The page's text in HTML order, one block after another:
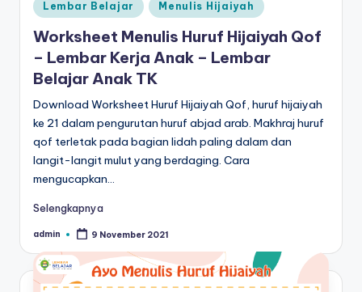
Posted
in
Lembar Belajar Menulis Hijaiyah
Worksheet Menulis Huruf Hijaiyah Qof
– Lembar Kerja Anak – Lembar
Belajar Anak TK
Download Worksheet Huruf Hijaiyah Qof, huruf hijaiyah
ke 21 dalam pengurutan huruf abjad arab. Makhraj huruf
qof terletak pada bagian lidah paling dalam dan
langit-langit mulut yang berdaging. Cara
mengucapkan…
Selengkapnya
Posted
admin 9 November 2021